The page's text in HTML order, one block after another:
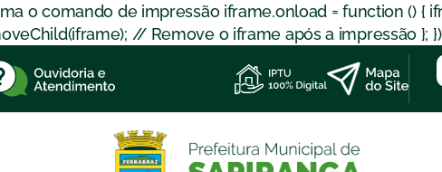
o comando de impressão iframe.onload = function () {
// Remove o iframe após a impressão }; });